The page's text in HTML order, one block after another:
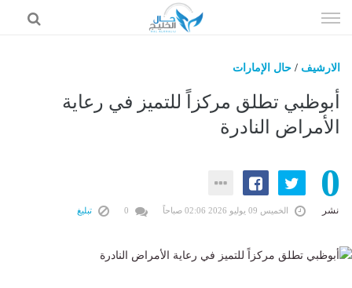
الى
الارشيف / حال الإمارات
أبوظبي تطلق مركزاً للتميز في رعاية
الأمراض النادرة
0
نشر الخميس 09 يوليو 2026 02:06 صباحاً تبليغ
حال السعودية